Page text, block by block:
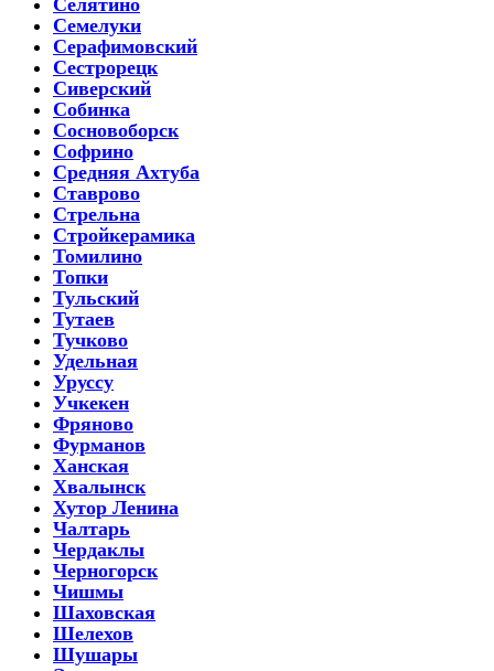
Семелуки
Серафимовский
Сестрорецк
Сиверский
Собинка
Сосновоборск
Софрино
Средняя Ахтуба
Ставрово
Стрельна
Стройкерамика
Томилино
Топки
Тульский
Тутаев
Тучково
Удельная
Уруссу
Учкекен
Фряново
Фурманов
Ханская
Хвалынск
Хутор Ленина
Чалтарь
Чердаклы
Черногорск
Чишмы
Шаховская
Шелехов
Шушары